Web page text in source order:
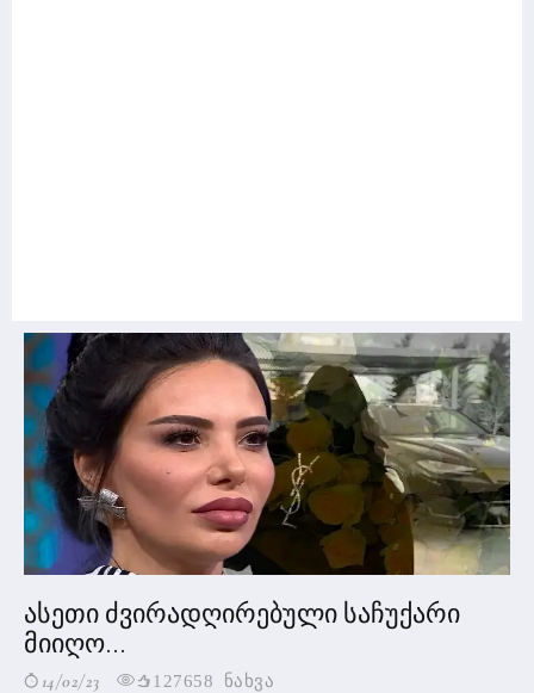
ასეთი ძვირადღირებული საჩუქარი
მიიღო...
14/02/23 127658 ნახვა